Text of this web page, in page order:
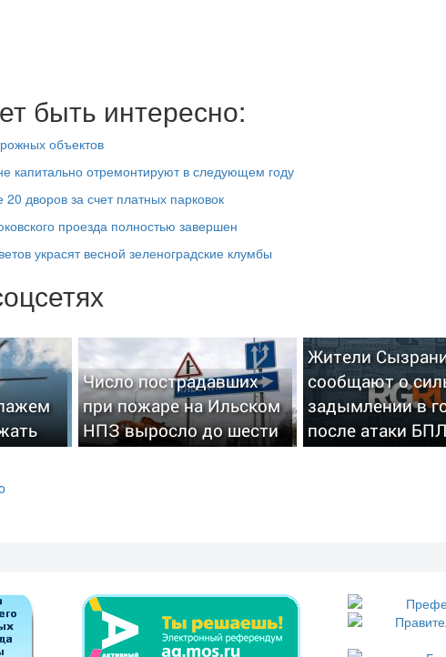
быть интересно:
объектов
капитально отремонтируют в следующем году
дворов за счет платных парковок
проезда полностью завершен
украсят весной зеленоградские клумбы
Число пострадавших
при пожаре на Ильском
НПЗ выросло до шести
Жители
сообщают о
задымлении в
после атаки